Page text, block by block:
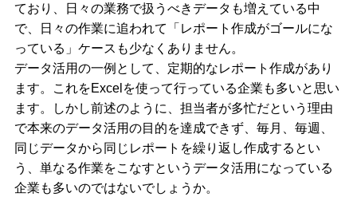
ており、日々の業務で扱うべきデータも増えている中
で、日々の作業に追われて「レポート作成がゴールにな
っている」ケースも少なくありません。
データ活用の一例として、定期的なレポート作成があり
ます。これをExcelを使って行っている企業も多いと思い
ます。しかし前述のように、担当者が多忙だという理由
で本来のデータ活用の目的を達成できず、毎月、毎週、
同じデータから同じレポートを繰り返し作成するとい
う、単なる作業をこなすというデータ活用になっている
企業も多いのではないでしょうか。